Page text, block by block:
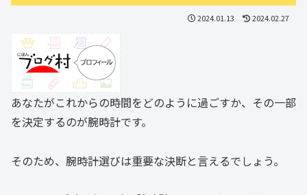
2024.01.13 2024.02.27
あなたがこれからの時間をどのように過ごすか、その一部
を決定するのが腕時計です。
そのため、腕時計選びは重要な決断と言えるでしょう。